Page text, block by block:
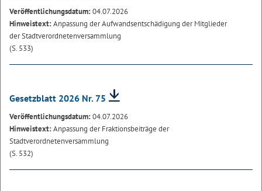
Veröffentlichungsdatum:04.07.2026
Hinweistext:Anpassung der Aufwandsentschädigung der Mitglieder
der Stadtverordnetenversammlung
(S. 533)
Gesetzblatt 2026 Nr. 75
Veröffentlichungsdatum:04.07.2026
Hinweistext:Anpassung der Fraktionsbeiträge der
Stadtverordnetenversammlung
(S. 532)